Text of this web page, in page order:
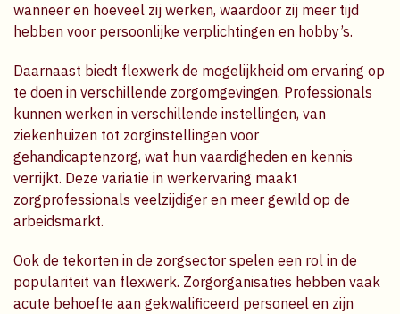
wanneer en hoeveel zij werken, waardoor zij meer tijd
hebben voor persoonlijke verplichtingen en hobby’s.
Daarnaast biedt flexwerk de mogelijkheid om ervaring op
te doen in verschillende zorgomgevingen. Professionals
kunnen werken in verschillende instellingen, van
ziekenhuizen tot zorginstellingen voor
gehandicaptenzorg, wat hun vaardigheden en kennis
verrijkt. Deze variatie in werkervaring maakt
zorgprofessionals veelzijdiger en meer gewild op de
arbeidsmarkt.
Ook de tekorten in de zorgsector spelen een rol in de
populariteit van flexwerk. Zorgorganisaties hebben vaak
acute behoefte aan gekwalificeerd personeel en zijn